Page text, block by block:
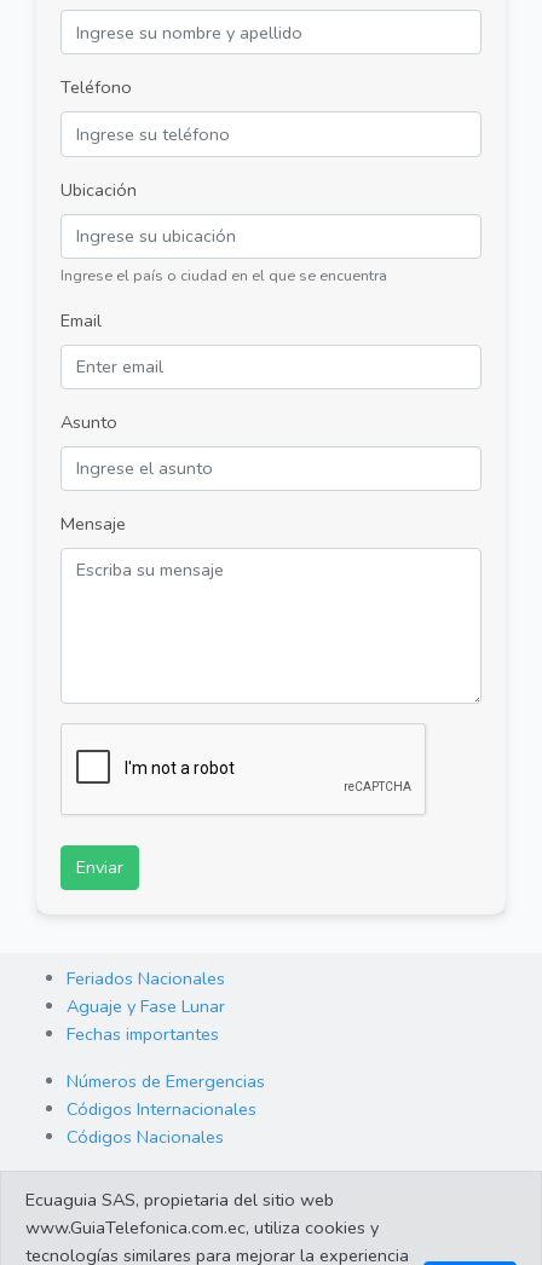
Teléfono
Ubicación
Ingrese el país o ciudad en el que se encuentra
Email
Asunto
Mensaje
Enviar
Feriados Nacionales
Aguaje y Fase Lunar
Fechas importantes
Números de Emergencias
Códigos Internacionales
Códigos Nacionales
Cambio de Divisas
Enlaces de interes
Ecuaguia SAS, propietaria del sitio web
www.GuiaTelefonica.com.ec, utiliza cookies y
tecnologías similares para mejorar la experiencia